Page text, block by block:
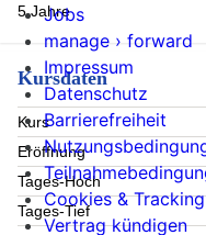
5 Jahre
Kursdaten
Kurs
Eröffnung
Tages-Hoch
Tages-Tief
Jobs
manage › forward
Impressum
Datenschutz
Barrierefreiheit
Cookies & Tracking
Vertrag kündigen